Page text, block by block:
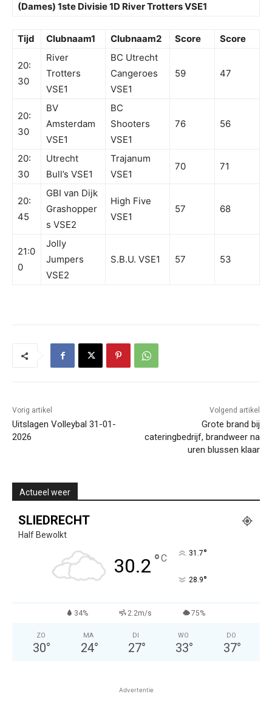
(Dames) 1ste Divisie 1D River Trotters VSE1
Tijd Clubnaam1 Clubnaam2 Score Score
20:
30
River
Trotters
VSE1
BC Utrecht
Cangeroes
VSE1
59 47
20:
30
BV
Amsterdam
VSE1
BC
Shooters
VSE1
76 56
20:
30
Utrecht
Bull’s VSE1
Trajanum
VSE1
70 71
20:
45
GBI van Dijk
Grashopper
s VSE2
High Five
VSE1
57 68
21:0
0
Jolly
Jumpers
VSE2
S.B.U. VSE1 57 53
Vorig artikel
Uitslagen Volleybal 31-01-
2026
Volgend artikel
Grote brand bij
cateringbedrijf, brandweer na
uren blussen klaar
Actueel weer
SLIEDRECHT
Half Bewolkt
30.2 °C 31.7°
28.9°
34% 2.2m/s 75%
ZO
30°
MA
24°
DI
27°
WO
33°
DO
37°
Advertentie